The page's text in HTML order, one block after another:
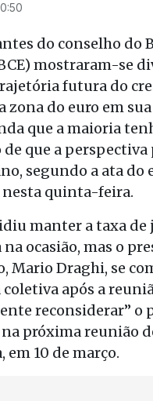
do conselho do
mostraram-se
futura do
zona do euro em
que a maioria
de que a perspectiva
segundo a ata do
quinta-feira.
manter a taxa de
ocasião, mas o
Mario Draghi, se
após a
reconsiderar” o
próxima reunião
em 10 de março.